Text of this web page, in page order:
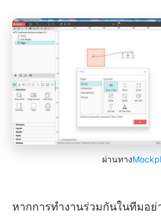
ผ่านทาง
หากการทำงานร่วมกันในทีมอย่